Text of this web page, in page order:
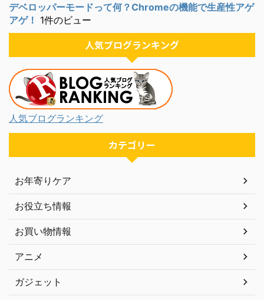
デベロッパーモードって何？Chromeの機能で生産性アゲ
アゲ！ 1件のビュー
人気ブログランキング
人気ブログランキング
カテゴリー
お年寄りケア
お役立ち情報
お買い物情報
アニメ
ガジェット